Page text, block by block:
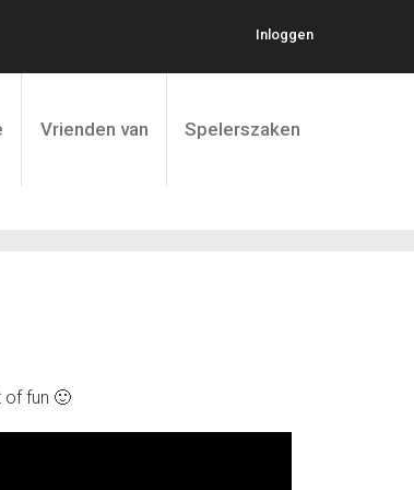
Inloggen
Vrienden van Spelerszaken
of fun 🙂